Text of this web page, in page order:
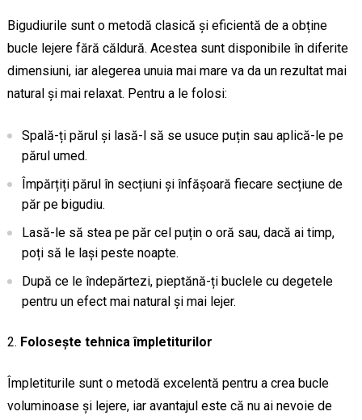
Bigudiurile sunt o metodă clasică și eficientă de a obține
bucle lejere fără căldură. Acestea sunt disponibile în diferite
dimensiuni, iar alegerea unuia mai mare va da un rezultat mai
natural și mai relaxat. Pentru a le folosi:
Spală-ți părul și lasă-l să se usuce puțin sau aplică-le pe
părul umed.
Împărțiți părul în secțiuni și înfășoară fiecare secțiune de
păr pe bigudiu.
Lasă-le să stea pe păr cel puțin o oră sau, dacă ai timp,
poți să le lași peste noapte.
După ce le îndepărtezi, pieptănă-ți buclele cu degetele
pentru un efect mai natural și mai lejer.
Folosește tehnica împletiturilor
Împletiturile sunt o metodă excelentă pentru a crea bucle
voluminoase și lejere, iar avantajul este că nu ai nevoie de